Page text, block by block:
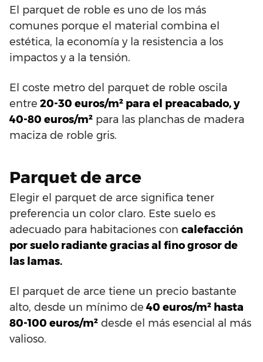
El parquet de roble es uno de los más
comunes porque el material combina el
estética, la economía y la resistencia a los
impactos y a la tensión.
El coste metro del parquet de roble oscila
entre 20-30 euros/m² para el preacabado, y
40-80 euros/m² para las planchas de madera
maciza de roble gris.
Parquet de arce
Elegir el parquet de arce significa tener
preferencia un color claro. Este suelo es
adecuado para habitaciones con calefacción
por suelo radiante gracias al fino grosor de
las lamas.
El parquet de arce tiene un precio bastante
alto, desde un mínimo de 40 euros/m² hasta
80-100 euros/m² desde el más esencial al más
valioso.